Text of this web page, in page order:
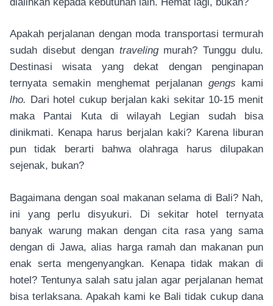
Apakah perjalanan dengan moda transportasi termurah
sudah disebut dengan traveling murah? Tunggu dulu.
Destinasi wisata yang dekat dengan penginapan
ternyata semakin menghemat perjalanan gengs
kami
lho.
Dari hotel cukup berjalan kaki sekitar 10-15 menit
maka Pantai Kuta di wilayah Legian sudah bisa
dinikmati. Kenapa harus berjalan kaki? Karena liburan
pun tidak berarti bahwa olahraga harus dilupakan
sejenak, bukan?
Bagaimana dengan soal makanan selama di Bali? Nah,
ini yang perlu disyukuri. Di sekitar hotel ternyata
banyak warung makan dengan cita rasa yang sama
dengan di Jawa, alias harga ramah dan makanan pun
enak serta mengenyangkan. Kenapa tidak makan di
hotel? Tentunya salah satu jalan agar perjalanan hemat
bisa terlaksana. Apakah kami ke Bali tidak cukup dana